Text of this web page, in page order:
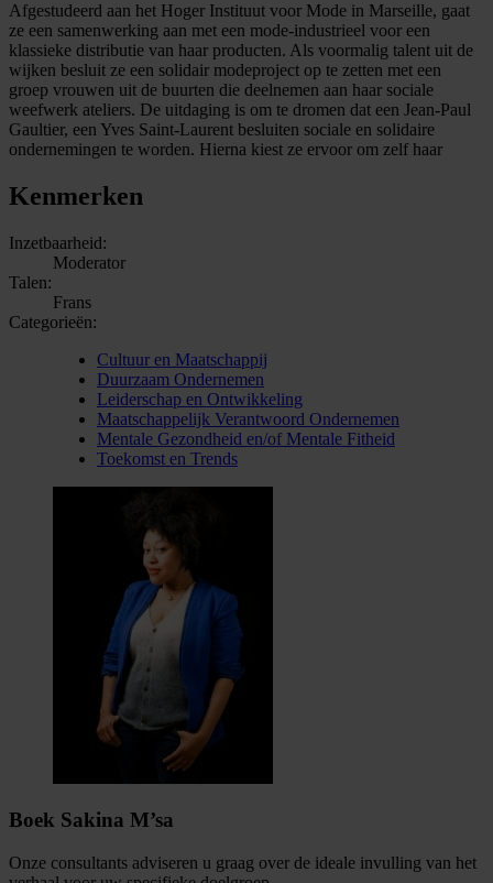
Afgestudeerd aan het Hoger Instituut voor Mode in Marseille, gaat
ze een samenwerking aan met een mode-industrieel voor een
klassieke distributie van haar producten. Als voormalig talent uit de
wijken besluit ze een solidair modeproject op te zetten met een
groep vrouwen uit de buurten die deelnemen aan haar sociale
weefwerk ateliers. De uitdaging is om te dromen dat een Jean-Paul
Gaultier, een Yves Saint-Laurent besluiten sociale en solidaire
ondernemingen te worden. Hierna kiest ze ervoor om zelf haar
Kenmerken
Inzetbaarheid:
Moderator
Talen:
Frans
Categorieën:
Cultuur en Maatschappij
Duurzaam Ondernemen
Leiderschap en Ontwikkeling
Maatschappelijk Verantwoord Ondernemen
Mentale Gezondheid en/of Mentale Fitheid
Toekomst en Trends
Boek Sakina M’sa
Onze consultants adviseren u graag over de ideale invulling van het